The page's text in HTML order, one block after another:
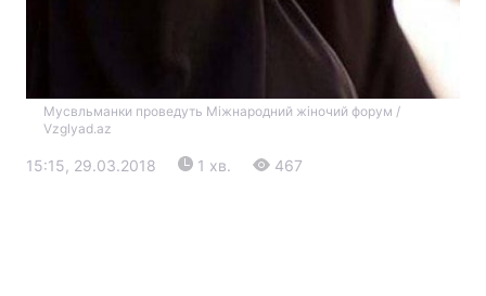
Мусвльманки проведуть Міжнародний жіночий форум /
Vzglyad.az
15:15, 29.03.2018 1 хв. 467